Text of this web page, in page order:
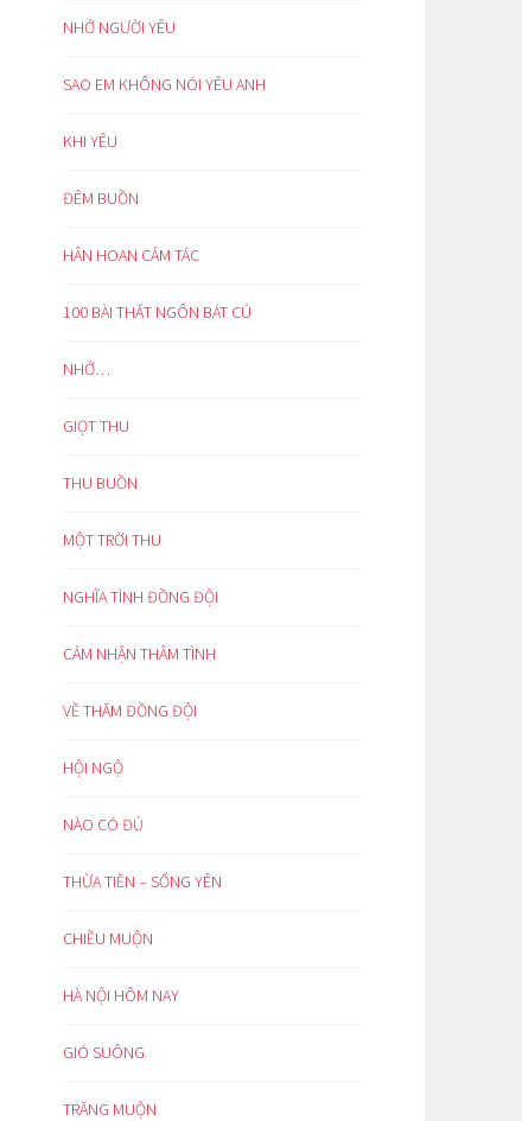
NHỚ NGƯỜI YÊU
SAO EM KHÔNG NÓI YÊU ANH
KHI YÊU
ĐÊM BUỒN
HÂN HOAN CẢM TÁC
100 BÀI THẤT NGÔN BÁT CÚ
NHỚ…
GIỌT THU
THU BUỒN
MỘT TRỜI THU
NGHĨA TÌNH ĐỒNG ĐỘI
CẢM NHẬN THÂM TÌNH
VỀ THĂM ĐỒNG ĐỘI
HỘI NGỘ
NÀO CÓ ĐỦ
THỪA TIỀN – SỐNG YÊN
CHIỀU MUỘN
HÀ NỘI HÔM NAY
GIÓ SUÔNG
TRĂNG MUỘN